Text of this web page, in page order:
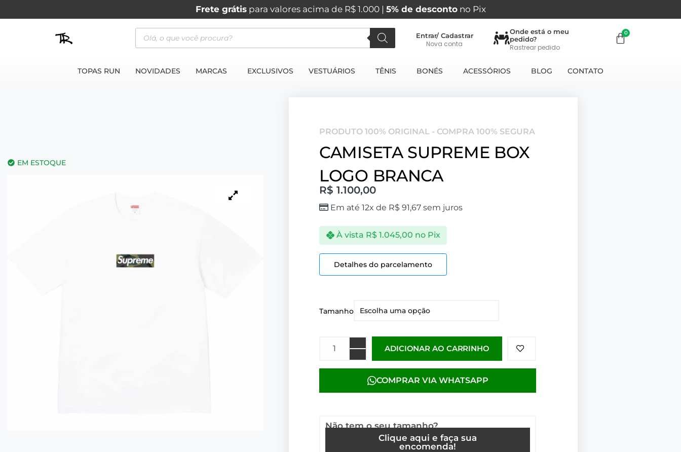
Frete grátispara valores acima de R$ 1.000 | 5% de descontono Pix
Entrar/ Cadastrar
Nova conta
Onde está o meu
pedido?
Rastrear pedido
TOPAS RUN NOVIDADES MARCAS EXCLUSIVOS VESTUÁRIOS TÊNIS BONÉS ACESSÓRIOS BLOG CONTATO
EM ESTOQUE
PRODUTO 100% ORIGINAL - COMPRA 100% SEGURA
CAMISETA SUPREME BOX
LOGO BRANCA
R$ 1.100,00
Em até 12x de R$ 91,67 sem juros
À vista R$1.045,00 no Pix
Detalhes do parcelamento
Tamanho
ADICIONAR AO CARRINHO
COMPRAR VIA WHATSAPP
Não tem o seu tamanho?
Clique aqui e faça sua
encomenda!